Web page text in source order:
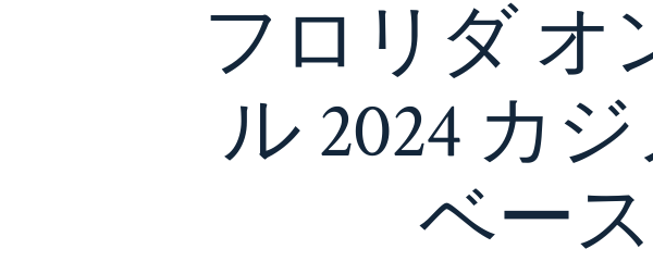
フロリダ オ
ル 2024 カ
ベー